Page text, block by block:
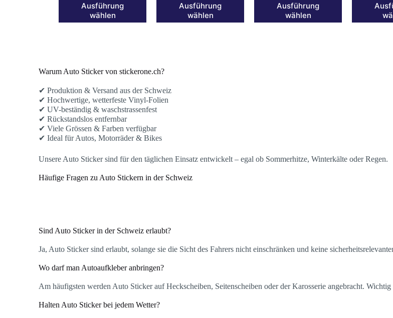
Ausführung
wählen
Ausführung
wählen
Ausführung
wählen
Warum Auto Sticker von stickerone.ch?
✔ Produktion & Versand aus der Schweiz
✔ Hochwertige, wetterfeste Vinyl-Folien
✔ UV-beständig & waschstrassenfest
✔ Rückstandslos entfernbar
✔ Viele Grössen & Farben verfügbar
✔ Ideal für Autos, Motorräder & Bikes
Unsere Auto Sticker sind für den täglichen Einsatz entwickelt – egal ob Sommerhitze, Winterkälte oder Regen.
Häufige Fragen zu Auto Stickern in der Schweiz
Sind Auto Sticker in der Schweiz erlaubt?
Ja, Auto Sticker sind erlaubt, solange sie die Sicht des Fahrers nicht einschränken und keine
Wo darf man Autoaufkleber anbringen?
Am häufigsten werden Auto Sticker auf Heckscheiben, Seitenscheiben oder der Karosserie angebracht.
Halten Auto Sticker bei jedem Wetter?